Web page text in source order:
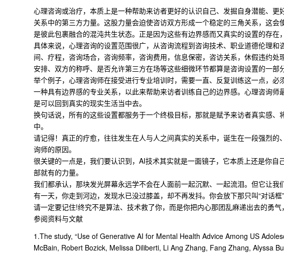
心理咨询或治疗，本质上是一种帮助来访者更好的认识自己、发掘自身潜能、
关系中的第三方力量。这股力量会迫使咨访双方形成一个稳定的三角关系，这
是彼此包裹融合的混沌共生状态。正是因为这些有边界感而又真实的设置的存在
具体来说，心理咨询的设置范围很广，从咨询流程到咨询技术、职业道德伦理
间、疗程，咨询场合，咨询频率，咨询费用，信息保密，咨访关系，休假违约
安排、双方的称呼、是否允许第三方在场等这些细微环节都算是咨询设置的一部分
举个例子，心理咨询师在接受进行专业培训时，需要一直、反复训练这一点，
一种具有边界感的专业关系，以此来帮助来访者训练自己的边界感。心理咨询
是可以回到真实的现实生活当中去。
换句话说，所有的这些设置都服务于一个终极目标，那就是赋予来访者真实感
中。
请记得！真正的疗愈，往往发生在人与人之间真实的关系中，诞生在一段强烈
询师的原因。
很关键的一点是，我们要认识到，AI技术其实就是一面镜子，它本质上还是你
部就有的力量。
我们都承认，那块发光屏幕永远学不会在人面前一起沉默、一起流泪。但它让我
有一天，你走到河边，发现水已没过膝盖，却不再发抖。你会放下那只叫“对话
请一定要记住!终究不是算法、技术救了你，而是你把内心那团乱麻递出去的勇气
参阅资料与文献
1.The study, “Use of Generative AI for Mental Health Advice Among US
McBain, Robert Bozick, Melissa Diliberti, Li Ang Zhang, Fang Zhang, Alyssa